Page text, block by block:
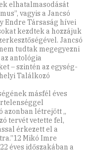
elhatalmasodását
vagyis a Jancsó
Endre Társaság hívei
kezdtek a hozzájuk
Jancsó
tudtak megegyezni
antológia
– szintén az egység-
Találkozó
másfél éves
azonban létrejött ,,
tervét vetette fel,
érkezett el a
Mikó Imre
éves időszakában a